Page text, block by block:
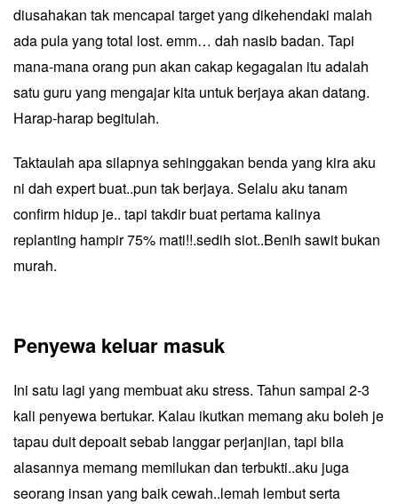
diusahakan tak mencapai target yang dikehendaki malah
ada pula yang total lost. emm… dah nasib badan. Tapi
mana-mana orang pun akan cakap kegagalan itu adalah
satu guru yang mengajar kita untuk berjaya akan datang.
Harap-harap begitulah.
Taktaulah apa silapnya sehinggakan benda yang kira aku
ni dah expert buat..pun tak berjaya. Selalu aku tanam
confirm hidup je.. tapi takdir buat pertama kalinya
replanting hampir 75% mati!!.sedih siot..Benih sawit bukan
murah.
Penyewa keluar masuk
Ini satu lagi yang membuat aku stress. Tahun sampai 2-3
kali penyewa bertukar. Kalau ikutkan memang aku boleh je
tapau duit depoait sebab langgar perjanjian, tapi bila
alasannya memang memilukan dan terbukti..aku juga
seorang insan yang baik cewah..lemah lembut serta